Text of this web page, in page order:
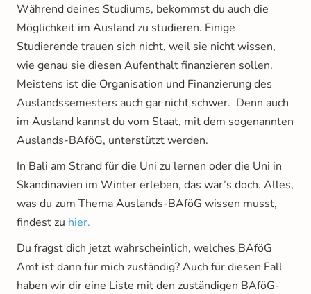
Während deines Studiums, bekommst du auch die
Möglichkeit im Ausland zu studieren. Einige
Studierende trauen sich nicht, weil sie nicht wissen,
wie genau sie diesen Aufenthalt finanzieren sollen.
Meistens ist die Organisation und Finanzierung des
Auslandssemesters auch gar nicht schwer. Denn auch
im Ausland kannst du vom Staat, mit dem sogenannten
Auslands-BAföG, unterstützt werden.
In Bali am Strand für die Uni zu lernen oder die Uni in
Skandinavien im Winter erleben, das wär’s doch. Alles,
was du zum Thema Auslands-BAföG wissen musst,
findest zu hier.
Du fragst dich jetzt wahrscheinlich, welches BAföG
Amt ist dann für mich zuständig? Auch für diesen Fall
haben wir dir eine Liste mit den zuständigen BAföG-